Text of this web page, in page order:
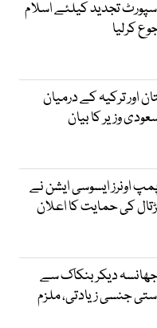
تجدید کیلئے اسلام
کرلیا
اور ترکیہ کے درمیان
وزیر کا بیان
اونرز ایسوسی ایشن نے
کی حمایت کا اعلان
دیکر بنکاک سے
جنسی زیادتی، ملزم